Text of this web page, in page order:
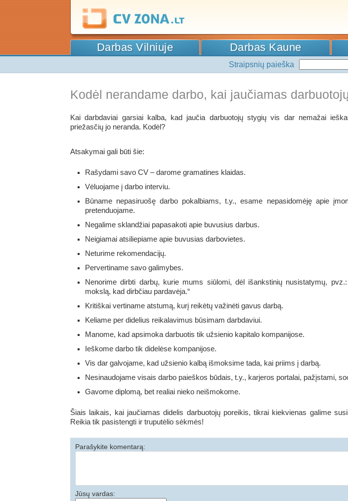
Darbas Vilniuje Darbas Kaune
Straipsnių paieška
Kodėl nerandame darbo, kai jaučiamas
Kai darbdaviai garsiai kalba, kad jaučia darbuotojų stygių vis dar nemažai
priežasčių jo neranda. Kodėl?
Atsakymai gali būti šie:
Rašydami savo CV – darome gramatines klaidas.
Vėluojame į darbo interviu.
Būname nepasiruošę darbo pokalbiams, t.y., esame nepasidomėję apie
pretenduojame.
Negalime sklandžiai papasakoti apie buvusius darbus.
Neigiamai atsiliepiame apie buvusias darbovietes.
Neturime rekomendacijų.
Pervertiname savo galimybes.
Nenorime dirbti darbų, kurie mums siūlomi, dėl išankstinių nusistatymų,
mokslą, kad dirbčiau pardavėja.“
Kritiškai vertiname atstumą, kurį reikėtų važinėti gavus darbą.
Keliame per didelius reikalavimus būsimam darbdaviui.
Manome, kad apsimoka darbuotis tik užsienio kapitalo kompanijose.
Ieškome darbo tik didelėse kompanijose.
Vis dar galvojame, kad užsienio kalbą išmoksime tada, kai priims į darbą.
Nesinaudojame visais darbo paieškos būdais, t.y., karjeros portalai, pažįstami,
Gavome diplomą, bet realiai nieko neišmokome.
Šiais laikais, kai jaučiamas didelis darbuotojų poreikis, tikrai kiekvienas galime
Reikia tik pasistengti ir truputėlio sėkmės!
Parašykite komentarą:
Jūsų vardas: